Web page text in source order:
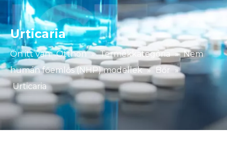
Urticaria
Ön itt van: Otthon » Termékkategória » Nem
humán főemlős (NHP) modellek » Bőr »
Urticaria